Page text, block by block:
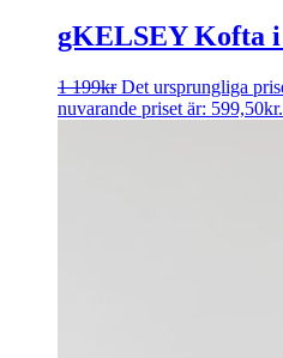
gKELSEY Kofta
1 199kr Det ursprungliga
nuvarande priset är: 599,50kr.